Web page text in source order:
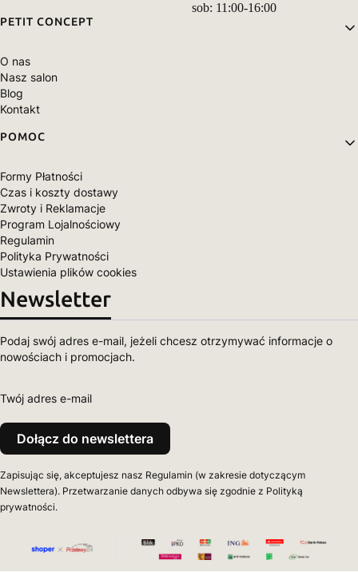
sob: 11:00-16:00
Linki w stopce
PETIT CONCEPT
O nas
Nasz salon
Blog
Kontakt
POMOC
Formy Płatności
Czas i koszty dostawy
Zwroty i Reklamacje
Program Lojalnościowy
Regulamin
Polityka Prywatności
Ustawienia plików cookies
Newsletter
Podaj swój adres e-mail, jeżeli chcesz otrzymywać informacje o
nowościach i promocjach.
Twój adres e-mail
Dołącz do newslettera
Zapisując się, akceptujesz nasz Regulamin (w zakresie dotyczącym
Newslettera). Przetwarzanie danych odbywa się zgodnie z Polityką
prywatności.